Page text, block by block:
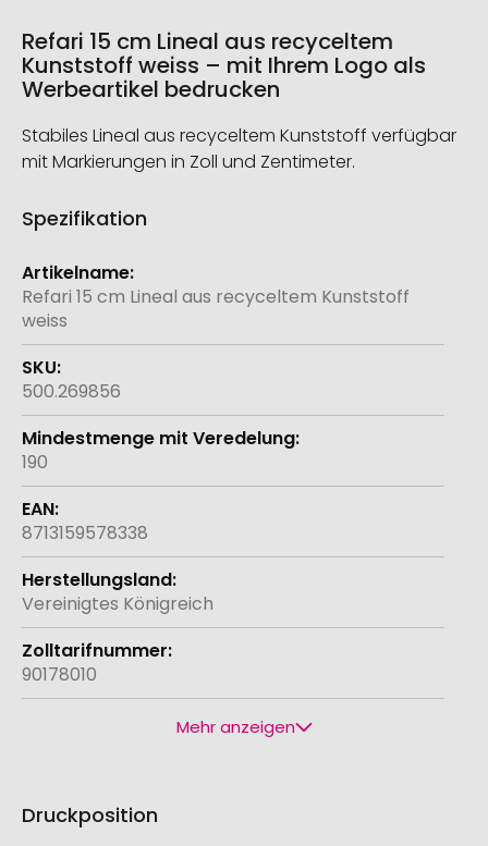
Refari 15 cm Lineal aus recyceltem
Kunststoff weiss – mit Ihrem Logo als
Werbeartikel bedrucken
Stabiles Lineal aus recyceltem Kunststoff verfügbar
mit Markierungen in Zoll und Zentimeter.
Spezifikation
Weitere
Informationen
Refari 15 cm Lineal aus recyceltem Kunststoff
weiss
500.269856
190
8713159578338
Vereinigtes Königreich
90178010
Mehr anzeigen
Druckposition